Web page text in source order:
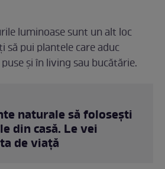
luminoase sunt un alt loc
pui plantele care aduc
și în living sau bucătărie.
naturale să folosești
din casă. Le vei
de viață